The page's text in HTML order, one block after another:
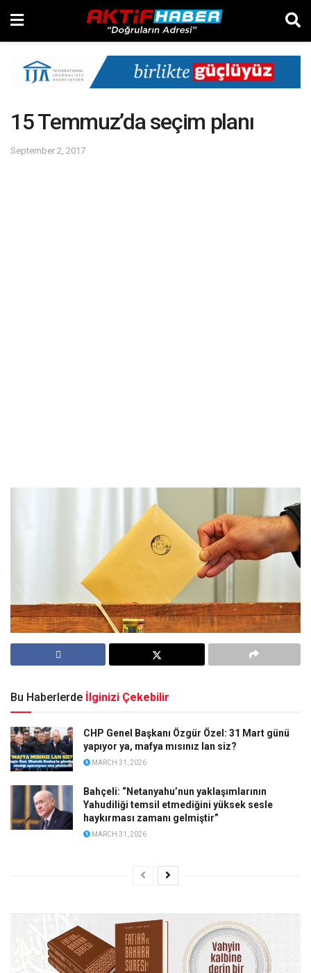
15 Temmuz’da seçim planı
September 2, 2017
Bu Haberlerde İlginizi Çekebilir
CHP Genel Başkanı Özgür Özel: 31 Mart günü
yapıyor ya, mafya mısınız lan siz?
MARCH 31, 2026
Bahçeli: “Netanyahu’nun yaklaşımlarının
Yahudiliği temsil etmediğini yüksek sesle
haykırması zamanı gelmiştir”
MARCH 31, 2026